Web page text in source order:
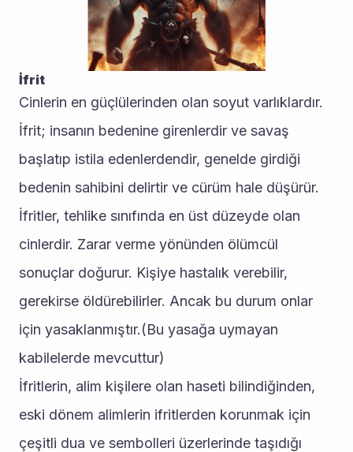
İfrit
Cinlerin en güçlülerinden olan soyut varlıklardır.
İfrit; insanın bedenine girenlerdir ve savaş
başlatıp istila edenlerdendir, genelde girdiği
bedenin sahibini delirtir ve cürüm hale düşürür.
İfritler, tehlike sınıfında en üst düzeyde olan
cinlerdir. Zarar verme yönünden ölümcül
sonuçlar doğurur. Kişiye hastalık verebilir,
gerekirse öldürebilirler. Ancak bu durum onlar
için yasaklanmıştır.(Bu yasağa uymayan
kabilelerde mevcuttur)
İfritlerin, alim kişilere olan haseti bilindiğinden,
eski dönem alimlerin ifritlerden korunmak için
çeşitli dua ve sembolleri üzerlerinde taşıdığı